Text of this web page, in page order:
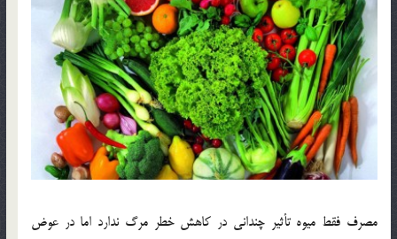
مصرف فقط میوه تأثیر چندانی در کاهش خطر مرگ ندارد اما در عوض